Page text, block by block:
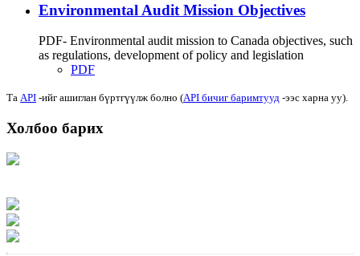
Environmental Audit Mission Objectives
PDF- Environmental audit mission to Canada objectives, such
as regulations, development of policy and legislation
PDF
Та API -ийг ашиглан бүртгүүлж болно (API бичиг баримтууд -ээс харна уу).
Холбоо барих